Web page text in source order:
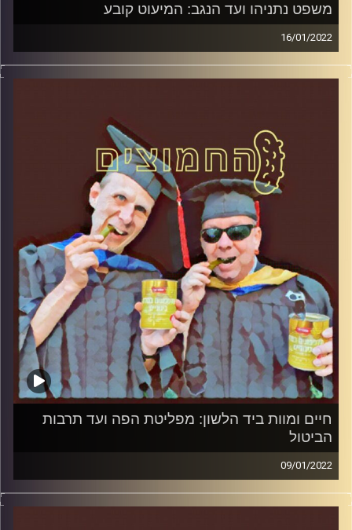
משפט נתניהו ועד הנגב: המיעוט קובע
16/01/2022
המערכת הפוליטית על ספת הפסיכולוג, עם פרופסור בועז בן-
דוד ופרופסור גלעד הירשברגר
חיים ומוות ביד הלשון: מפליטת הפה ועד תרבות
הביטול
09/01/2022
המערכת הפוליטית על ספת הפסיכולוג, עם פרופסור בועז בן-
דוד ופרופסור גלעד הירשברגר